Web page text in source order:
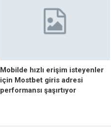
Mobilde hızlı erişim isteyenler
için Mostbet giris adresi
performansı şaşırtıyor